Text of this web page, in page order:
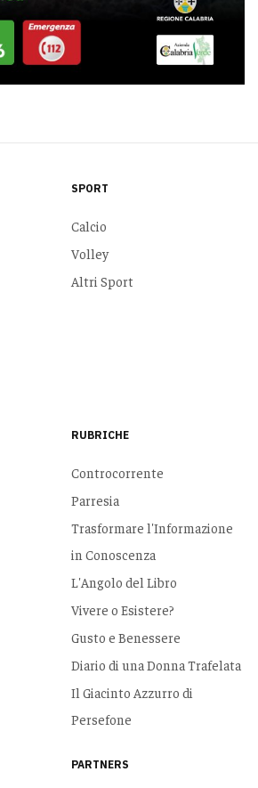
SPORT
Calcio
Volley
Altri Sport
RUBRICHE
Controcorrente
Parresia
Trasformare l'Informazione
in Conoscenza
L'Angolo del Libro
Vivere o Esistere?
Gusto e Benessere
Diario di una Donna Trafelata
Il Giacinto Azzurro di
Persefone
PARTNERS